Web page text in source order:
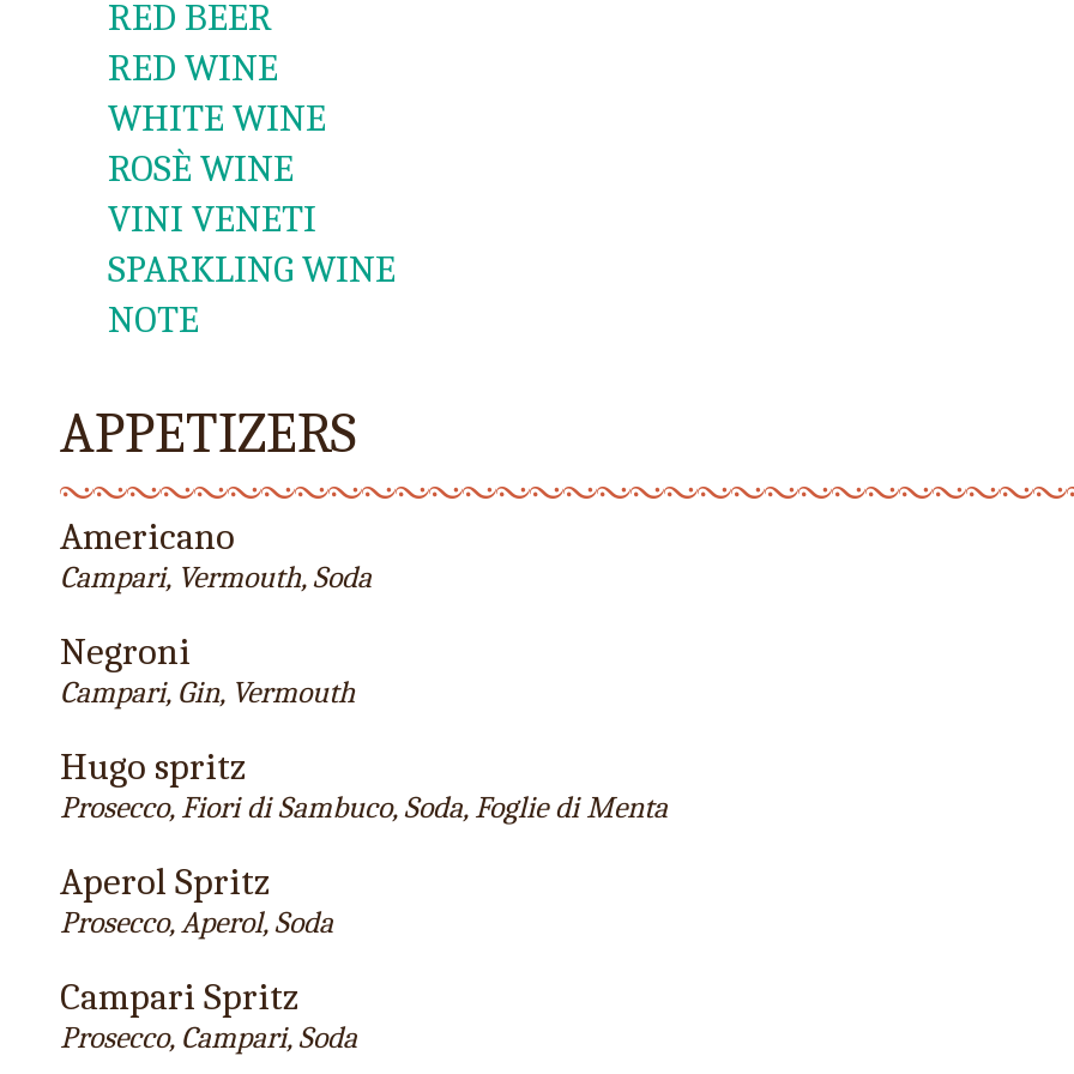
RED BEER
RED WINE
WHITE WINE
ROSÈ WINE
VINI VENETI
SPARKLING WINE
NOTE
APPETIZERS
Americano
Campari, Vermouth, Soda
Negroni
Campari, Gin, Vermouth
Hugo spritz
Prosecco, Fiori di Sambuco, Soda, Foglie di Menta
Aperol Spritz
Prosecco, Aperol, Soda
Campari Spritz
Prosecco, Campari, Soda